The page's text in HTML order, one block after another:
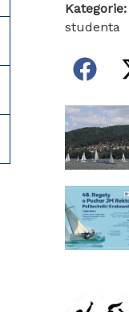
Kategorie:
studenta